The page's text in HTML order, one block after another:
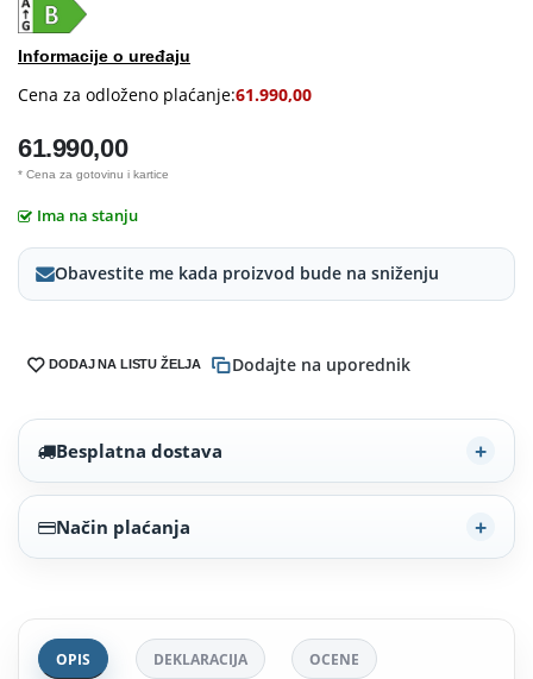
Informacije o uređaju
Cena za odloženo plaćanje:61.990,00
61.990,00
* Cena za gotovinu i kartice
Ima na stanju
Obavestite me kada proizvod bude na sniženju
DODAJ NA LISTU ŽELJA Dodajte na uporednik
Besplatna dostava
Način plaćanja
OPIS DEKLARACIJA OCENE